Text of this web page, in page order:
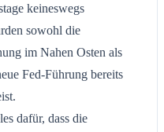
keineswegs
sowohl die
im Nahen Osten als
Fed-Führung bereits
dafür, dass die